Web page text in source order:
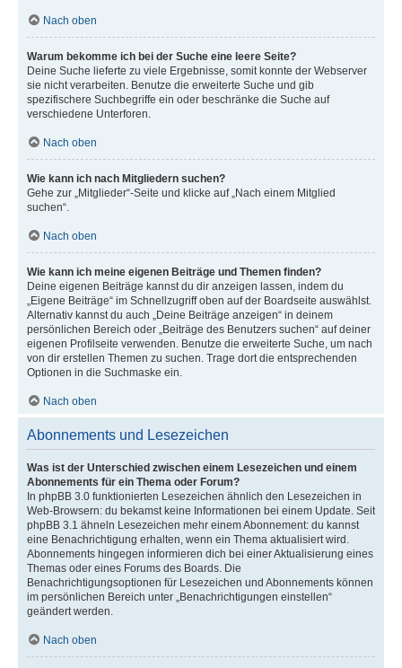
Nach oben
Warum bekomme ich bei der Suche eine leere Seite?
Deine Suche lieferte zu viele Ergebnisse, somit konnte der Webserver
sie nicht verarbeiten. Benutze die erweiterte Suche und gib
spezifischere Suchbegriffe ein oder beschränke die Suche auf
verschiedene Unterforen.
Nach oben
Wie kann ich nach Mitgliedern suchen?
Gehe zur „Mitglieder“-Seite und klicke auf „Nach einem Mitglied
suchen“.
Nach oben
Wie kann ich meine eigenen Beiträge und Themen finden?
Deine eigenen Beiträge kannst du dir anzeigen lassen, indem du
„Eigene Beiträge“ im Schnellzugriff oben auf der Boardseite auswählst.
Alternativ kannst du auch „Deine Beiträge anzeigen“ in deinem
persönlichen Bereich oder „Beiträge des Benutzers suchen“ auf deiner
eigenen Profilseite verwenden. Benutze die erweiterte Suche, um nach
von dir erstellen Themen zu suchen. Trage dort die entsprechenden
Optionen in die Suchmaske ein.
Nach oben
Abonnements und Lesezeichen
Was ist der Unterschied zwischen einem Lesezeichen und einem
Abonnements für ein Thema oder Forum?
In phpBB 3.0 funktionierten Lesezeichen ähnlich den Lesezeichen in
Web-Browsern: du bekamst keine Informationen bei einem Update. Seit
phpBB 3.1 ähneln Lesezeichen mehr einem Abonnement: du kannst
eine Benachrichtigung erhalten, wenn ein Thema aktualisiert wird.
Abonnements hingegen informieren dich bei einer Aktualisierung eines
Themas oder eines Forums des Boards. Die
Benachrichtigungsoptionen für Lesezeichen und Abonnements können
im persönlichen Bereich unter „Benachrichtigungen einstellen“
geändert werden.
Nach oben